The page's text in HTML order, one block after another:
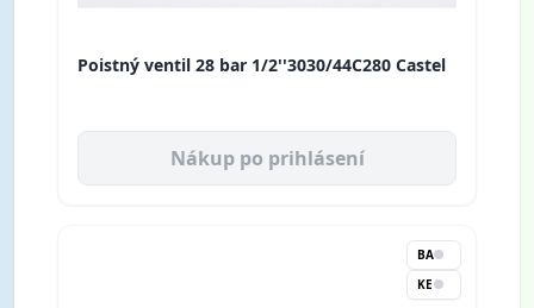
Poistný ventil 28 bar 1/2''3030/44C280 Castel
Nákup po prihlásení
BA
KE